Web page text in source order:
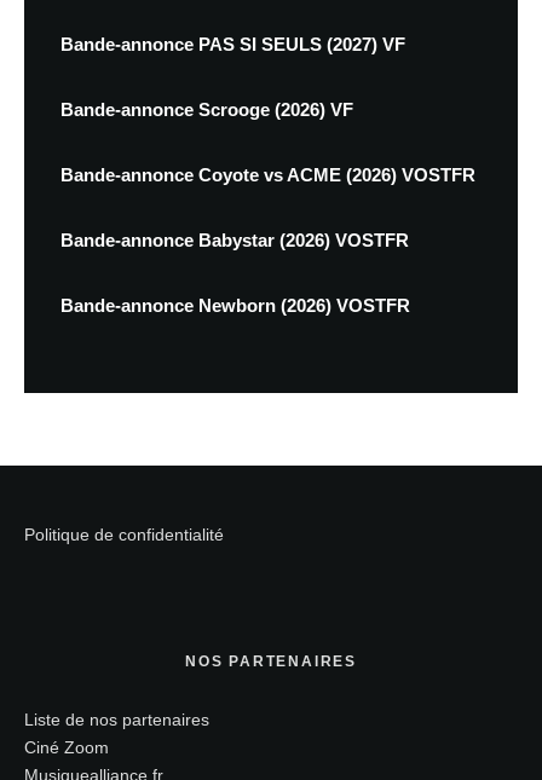
Bande-annonce PAS SI SEULS (2027) VF
Bande-annonce Scrooge (2026) VF
Bande-annonce Coyote vs ACME (2026) VOSTFR
Bande-annonce Babystar (2026) VOSTFR
Bande-annonce Newborn (2026) VOSTFR
Politique de confidentialité
NOS PARTENAIRES
Liste de nos partenaires
Ciné Zoom
Musiquealliance.fr